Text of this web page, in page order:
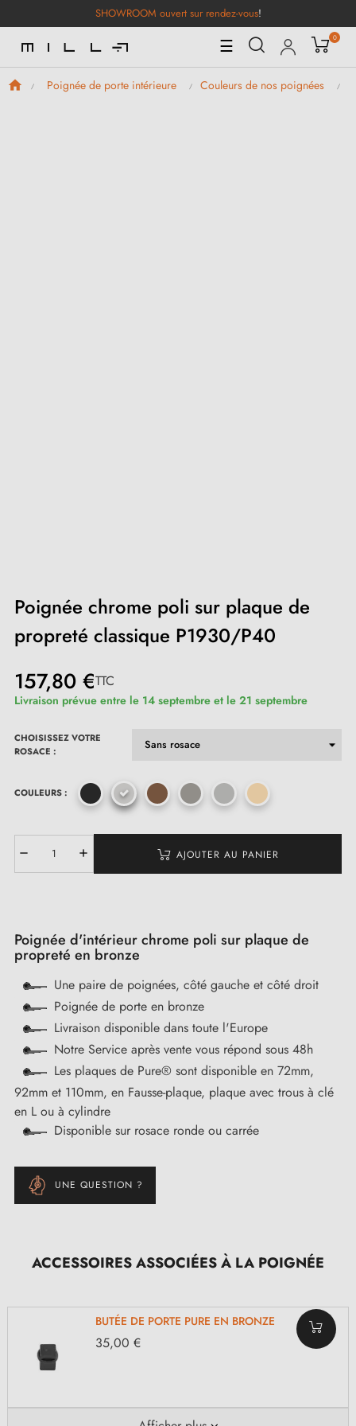
SHOWROOM ouvert sur rendez-vous!
Basculer
la
navigation
☰ 0
Poignée de porte intérieure Couleurs de nos poignées
Poignée chrome poli sur plaque de
propreté classique P1930/P40
157,80 €TTC
Livraison prévue entre le 14 septembre et le 21 septembre
CHOISISSEZ VOTRE
ROSACE :
COULEURS :
AJOUTER AU PANIER
Poignée d'intérieur chrome poli sur plaque de
propreté en bronze
Une paire de poignées, côté gauche et côté droit
Poignée de porte en bronze
Livraison disponible dans toute l'Europe
Notre Service après vente vous répond sous 48h
Les plaques de Pure® sont disponible en 72mm,
92mm et 110mm, en Fausse-plaque, plaque avec trous à clé
en L ou à cylindre
Disponible sur rosace ronde ou carrée
UNE QUESTION ?
ACCESSOIRES ASSOCIÉES À LA POIGNÉE
BUTÉE DE PORTE PURE EN BRONZE
35,00 €